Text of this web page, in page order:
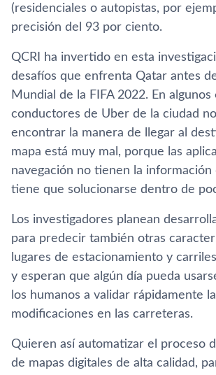
(residenciales o autopistas, por
precisión del 93 por ciento.
QCRI ha invertido en esta
desafíos que enfrenta Qatar antes
Mundial de la FIFA 2022. En algunos
conductores de Uber de la ciudad
encontrar la manera de llegar al
mapa está muy mal, porque las
navegación no tienen la
tiene que solucionarse dentro de
Los investigadores planean
para predecir también otras
lugares de estacionamiento y
y esperan que algún día pueda
los humanos a validar rápidamente
modificaciones en las carreteras.
Quieren así automatizar el proceso
de mapas digitales de alta calidad,